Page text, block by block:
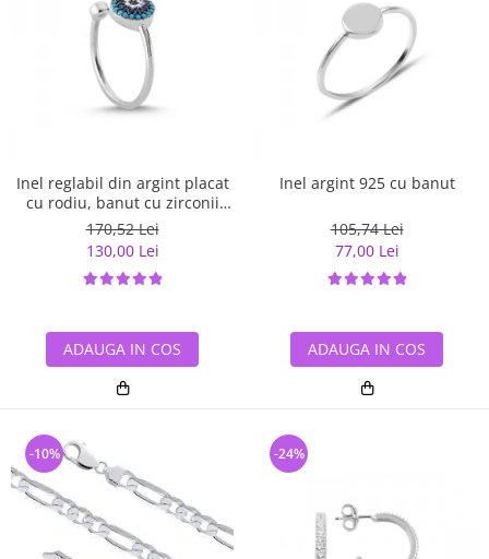
Inel reglabil din argint placat
cu rodiu, banut cu zirconii
albe si albastre
170,52 Lei
130,00 Lei
ADAUGA IN COS
Inel argint 925 cu banut
105,74 Lei
77,00 Lei
ADAUGA IN COS
-10% -24%